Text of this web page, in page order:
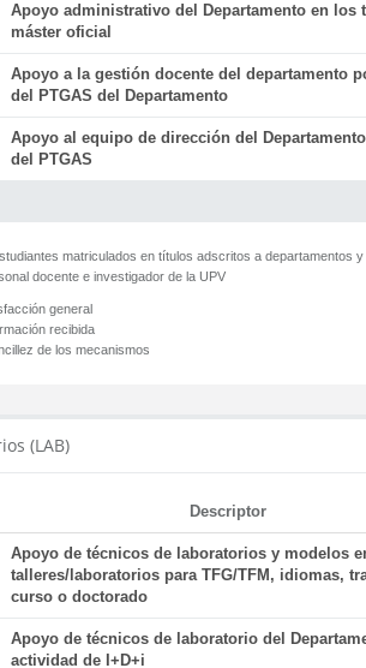
Apoyo administrativo del Departamento en los
máster oficial
Apoyo a la gestión docente del departamento
del PTGAS del Departamento
Apoyo al equipo de dirección del
del PTGAS
matriculados en títulos adscritos a departamentos
docente e investigador de la UPV
general
recibida
de los mecanismos
(LAB)
Descriptor
Apoyo de técnicos de laboratorios y modelos
talleres/laboratorios para TFG/TFM, idiomas,
curso o doctorado
Apoyo de técnicos de laboratorio del
actividad de I+D+i